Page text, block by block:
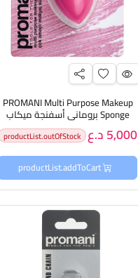
PROMANI Multi Purpose Makeup
Sponge بروماني أسفنجة ميكاب
5,000 د.ع productList.outOfStock
productList.addToCart